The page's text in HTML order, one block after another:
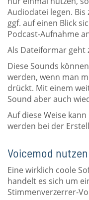
Audiodatei legen.
ggf. auf einen Blick
Podcast-Aufnahme
Als Dateiformar geht
Diese Sounds
werden, wenn man
drückt. Mit einem
Sound aber auch
Auf diese Weise
werden bei der
Voicemod nutzen
Eine wirklich coole
handelt es sich um
Stimmenverzerrer-